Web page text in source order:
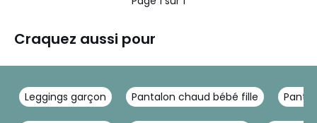
Craquez aussi pour
Leggings garçon Pantalon chaud bébé fille